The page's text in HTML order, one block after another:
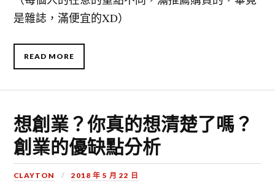
是雜誌，滿便宜的XD）
READ MORE
想創業？你真的想清楚了嗎？
創業的優缺點分析
CLAYTON 2018 年 5 月 22 日